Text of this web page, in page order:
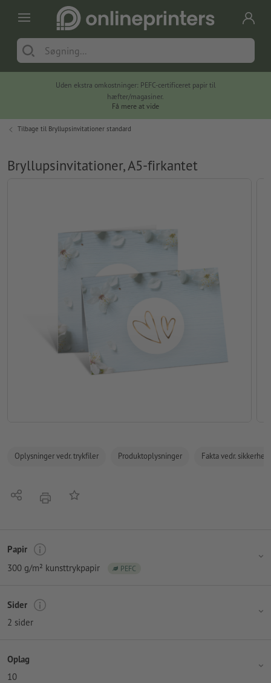
Uden ekstra omkostninger: PEFC-certificeret papir til
hæfter/magasiner.
Få mere at vide
Tilbage til Bryllupsinvitationer standard
Bryllupsinvitationer, A5-firkantet
Oplysninger vedr. trykfiler Produktoplysninger Fakta vedr.
Del tryk Tilføj til huskelisten
Papir
300 g/m² kunsttrykpapir
PEFC
Sider
2 sider
Oplag
10